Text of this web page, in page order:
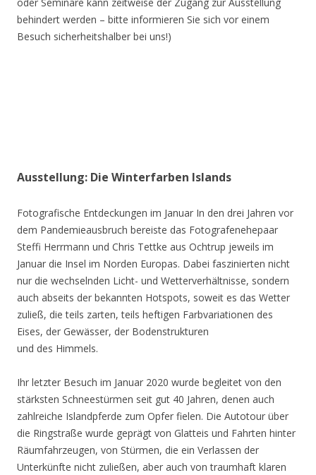
behindert werden – bitte informieren Sie sich vor einem
Besuch sicherheitshalber bei uns!)
Ausstellung: Die Winterfarben Islands
Fotografische Entdeckungen im Januar In den drei Jahren vor
dem Pandemieausbruch bereiste das Fotografenehepaar
Steffi Herrmann und Chris Tettke aus Ochtrup jeweils im
Januar die Insel im Norden Europas. Dabei faszinierten nicht
nur die wechselnden Licht- und Wetterverhältnisse, sondern
auch abseits der bekannten Hotspots, soweit es das Wetter
zuließ, die teils zarten, teils heftigen Farbvariationen des
Eises, der Gewässer, der Bodenstrukturen
und des Himmels.
Ihr letzter Besuch im Januar 2020 wurde begleitet von den
stärksten Schneestürmen seit gut 40 Jahren, denen auch
zahlreiche Islandpferde zum Opfer fielen. Die Autotour über
die Ringstraße wurde geprägt von Glatteis und Fahrten hinter
Räumfahrzeugen, von Stürmen, die ein Verlassen der
Unterkünfte nicht zuließen, aber auch von traumhaft klaren